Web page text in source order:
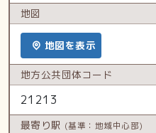
地図
地図を表示
地方公共団体コード
21213
最寄り駅 (基準：地域中心部)